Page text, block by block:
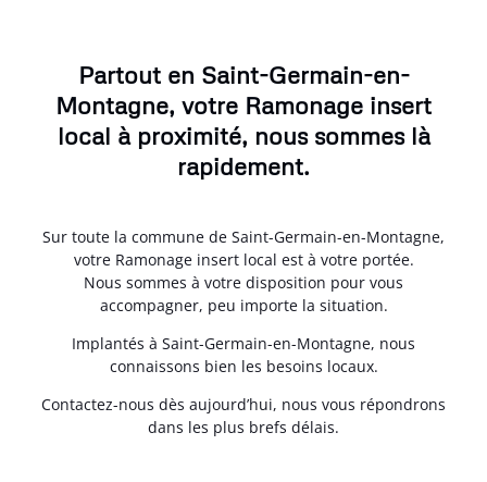
Partout en Saint-Germain-en-
Montagne, votre Ramonage insert
local à proximité, nous sommes là
rapidement.
Sur toute la commune de Saint-Germain-en-Montagne,
votre Ramonage insert local est à votre portée.
Nous sommes à votre disposition pour vous
accompagner, peu importe la situation.
Implantés à Saint-Germain-en-Montagne, nous
connaissons bien les besoins locaux.
Contactez-nous dès aujourd’hui, nous vous répondrons
dans les plus brefs délais.